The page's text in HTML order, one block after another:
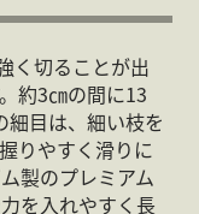
く切ることが出
約3㎝の間に13
細目は、細い枝を
りやすく滑りに
製のプレミアム
を入れやすく長